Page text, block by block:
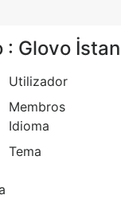
: Glovo
Utilizador
Membros
Idioma
Tema